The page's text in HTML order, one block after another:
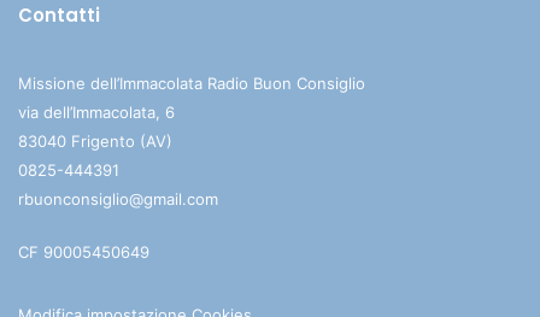
Contatti
Missione dell’Immacolata Radio Buon Consiglio
via dell’Immacolata, 6
83040 Frigento (AV)
0825-444391
rbuonconsiglio@gmail.com
CF 90005450649